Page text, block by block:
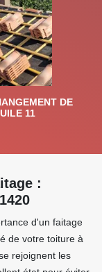
DE
11
:
d'un faitage
de votre toiture à
rejoignent les